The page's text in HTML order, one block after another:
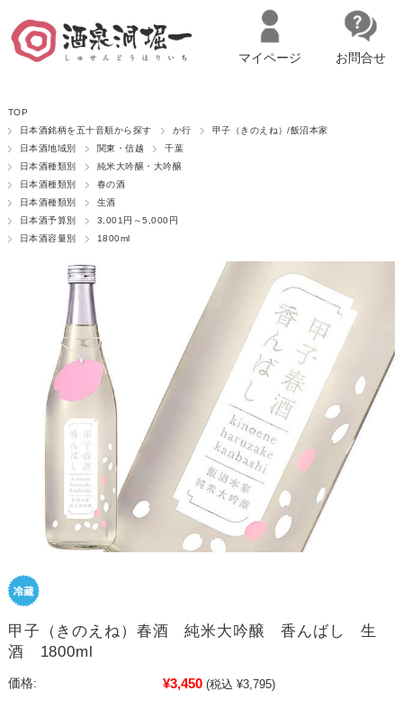
マイページへログイン カートをみる
マイページ お問合せ
TOP
日本酒銘柄を五十音順から探す
か行
甲子（きのえね）/飯沼本家
日本酒地域別
関東・信越
千葉
日本酒種類別
純米大吟醸・大吟醸
日本酒種類別
春の酒
日本酒種類別
生酒
日本酒予算別
3,001円～5,000円
日本酒容量別
1800ml
甲子（きのえね）春酒 純米大吟醸 香んばし 生
酒 1800ml
価格: ¥3,450 (税込 ¥3,795)